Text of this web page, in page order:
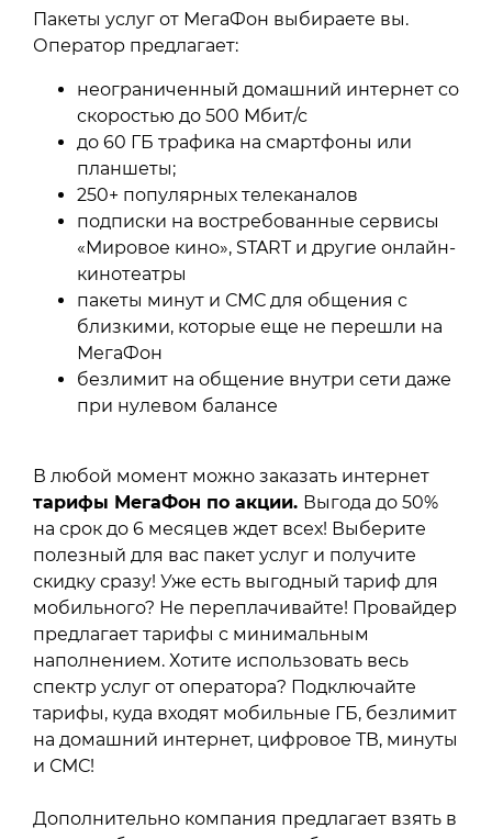
Пакеты услуг от МегаФон выбираете вы.
Оператор предлагает:
неограниченный домашний интернет со
скоростью до 500 Мбит/с
до 60 ГБ трафика на смартфоны или
планшеты;
250+ популярных телеканалов
подписки на востребованные сервисы
«Мировое кино», START и другие онлайн-
кинотеатры
пакеты минут и СМС для общения с
близкими, которые еще не перешли на
МегаФон
безлимит на общение внутри сети даже
при нулевом балансе
В любой момент можно заказать интернет
тарифы МегаФон по акции. Выгода до 50%
на срок до 6 месяцев ждет всех! Выберите
полезный для вас пакет услуг и получите
скидку сразу! Уже есть выгодный тариф для
мобильного? Не переплачивайте! Провайдер
предлагает тарифы с минимальным
наполнением. Хотите использовать весь
спектр услуг от оператора? Подключайте
тарифы, куда входят мобильные ГБ, безлимит
на домашний интернет, цифровое ТВ, минуты
и СМС!
Дополнительно компания предлагает взять в